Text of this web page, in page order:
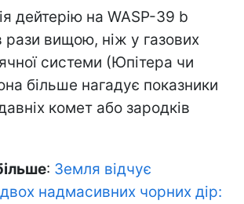
дейтерію на WASP-39 b
рази вищою, ніж у газових
системи (Юпітера чи
більше нагадує показники
комет або зародків
: Земля відчує
двох надмасивних чорних дір: